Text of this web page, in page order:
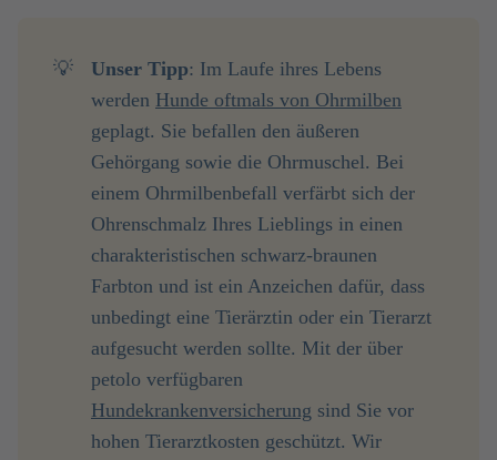
💡 Unser Tipp: Im Laufe ihres Lebens
werden Hunde oftmals von Ohrmilben
geplagt. Sie befallen den äußeren
Gehörgang sowie die Ohrmuschel. Bei
einem Ohrmilbenbefall verfärbt sich der
Ohrenschmalz Ihres Lieblings in einen
charakteristischen schwarz-braunen
Farbton und ist ein Anzeichen dafür, dass
unbedingt eine Tierärztin oder ein Tierarzt
aufgesucht werden sollte. Mit der über
petolo verfügbaren
Hundekrankenversicherung sind Sie vor
hohen Tierarztkosten geschützt. Wir